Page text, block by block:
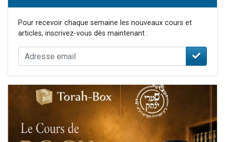
Pour recevoir chaque semaine les nouveaux cours et
articles, inscrivez-vous dès maintenant :